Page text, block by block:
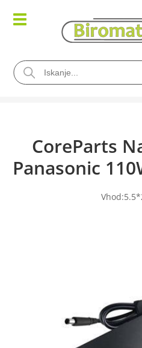
CoreParts
Panasonic